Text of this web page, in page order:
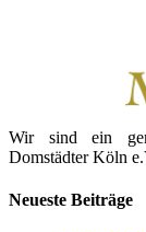
Wir sind ein
Domstädter Köln
Neueste Beiträge